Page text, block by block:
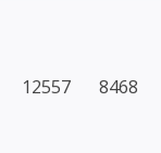
12557 8468